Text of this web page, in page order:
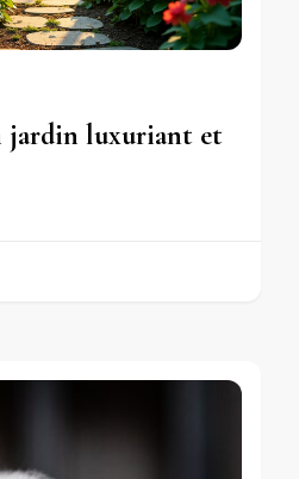
jardin luxuriant et